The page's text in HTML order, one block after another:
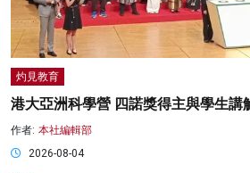
灼見教育
港大亞洲科學營 四諾獎得主與學生講
作者: 本社編輯部
2026-08-04